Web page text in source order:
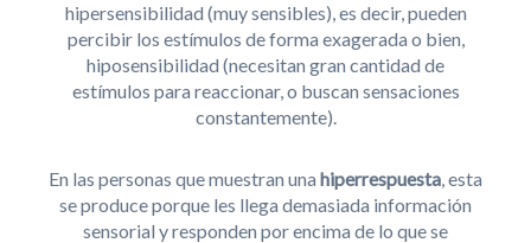
hipersensibilidad (muy sensibles), es decir, pueden
percibir los estímulos de forma exagerada o bien,
hiposensibilidad (necesitan gran cantidad de
estímulos para reaccionar, o buscan sensaciones
constantemente).
En las personas que muestran una hiperrespuesta, esta
se produce porque les llega demasiada información
sensorial y responden por encima de lo que se